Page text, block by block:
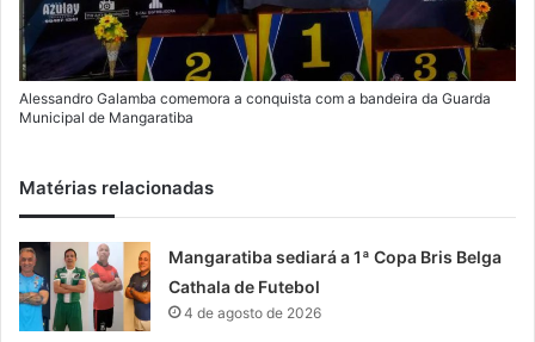
Alessandro Galamba comemora a conquista com a bandeira da Guarda
Municipal de Mangaratiba
Matérias relacionadas
Mangaratiba sediará a 1ª Copa Bris Belga
Cathala de Futebol
4 de agosto de 2026